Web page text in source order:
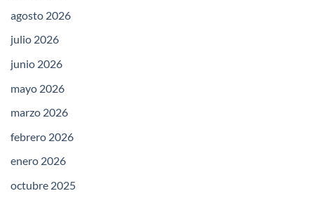
agosto 2026
julio 2026
junio 2026
mayo 2026
marzo 2026
febrero 2026
enero 2026
octubre 2025